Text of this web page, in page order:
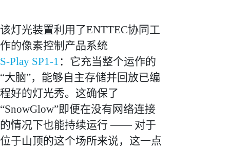
该灯光装置利用了ENTTEC协同工
作的像素控制产品系统
S-Play SP1-1：它充当整个运作的
“大脑”，能够自主存储并回放已编
程好的灯光秀。这确保了
“SnowGlow”即便在没有网络连接
的情况下也能持续运行 —— 对于
位于山顶的这个场所来说，这一点